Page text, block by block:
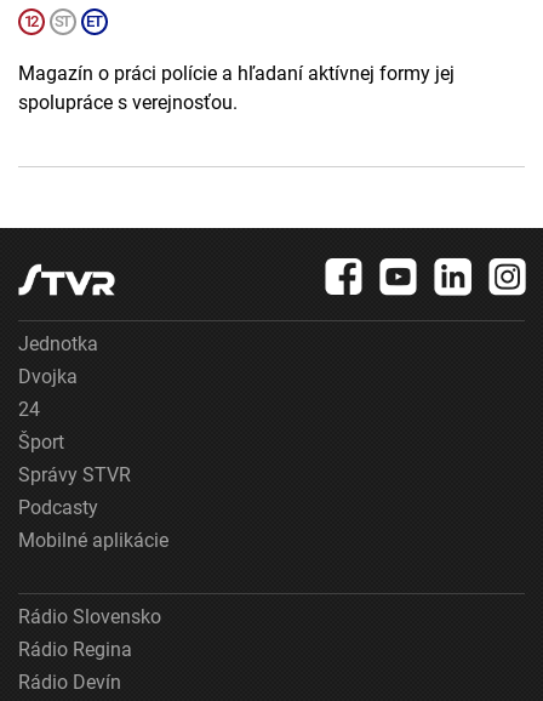
Magazín o práci polície a hľadaní aktívnej formy jej
spolupráce s verejnosťou.
Jednotka
Dvojka
24
Šport
Správy STVR
Podcasty
Mobilné aplikácie
Rádio Slovensko
Rádio Regina
Rádio Devín